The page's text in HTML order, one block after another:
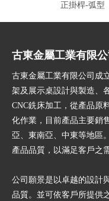
正掛桿-弧型
古東金屬工業有限公
古東金屬工業有限公司成
架及展示桌設計與製造、
CNC銑床加工，從產品原
化作業，目前產品主要銷
亞、東南亞、中東等地區
產品品質，以滿足客戶之
公司願景是以卓越的設計
品質。並可依客戶所提供